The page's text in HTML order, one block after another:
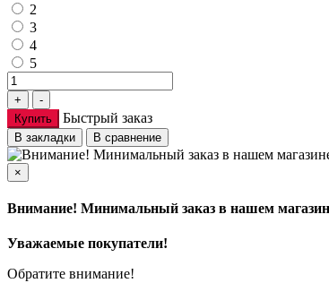
2
3
4
5
Купить Быстрый заказ
В закладки В сравнение
×
Внимание! Минимальный заказ в нашем
Уважаемые покупатели!
Обратите внимание!